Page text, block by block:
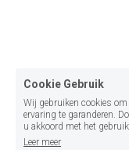
Cookie Gebruik
Wij gebruiken cookies
ervaring te garanderen.
u akkoord met het
Leer meer